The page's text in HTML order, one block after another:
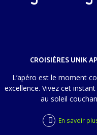
CROISIÈRES UNIK
L’apéro est le moment
excellence. Vivez cet
au soleil
En savoir